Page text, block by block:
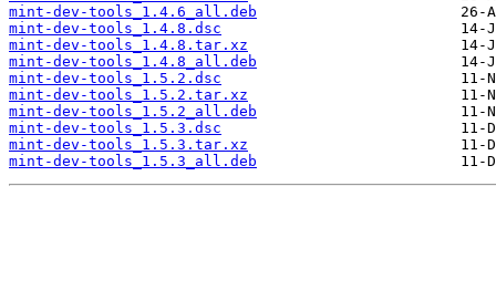
mint-dev-tools_1.4.6_all.deb
mint-dev-tools_1.4.8.dsc
mint-dev-tools_1.4.8.tar.xz
mint-dev-tools_1.4.8_all.deb
mint-dev-tools_1.5.2.dsc
mint-dev-tools_1.5.2.tar.xz
mint-dev-tools_1.5.2_all.deb
mint-dev-tools_1.5.3.dsc
mint-dev-tools_1.5.3.tar.xz
mint-dev-tools_1.5.3_all.deb